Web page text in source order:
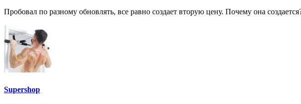
Пробовал по разному обновлять, все равно создает вторую цену. Почему она
Supershop